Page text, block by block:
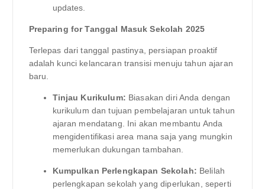
updates.
Preparing for Tanggal Masuk Sekolah 2025
Terlepas dari tanggal pastinya, persiapan proaktif
adalah kunci kelancaran transisi menuju tahun ajaran
baru.
Tinjau Kurikulum: Biasakan diri Anda dengan
kurikulum dan tujuan pembelajaran untuk tahun
ajaran mendatang. Ini akan membantu Anda
mengidentifikasi area mana saja yang mungkin
memerlukan dukungan tambahan.
Kumpulkan Perlengkapan Sekolah: Belilah
perlengkapan sekolah yang diperlukan, seperti